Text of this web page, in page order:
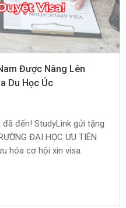
Được Nâng Lên
Du Học Úc
đến! StudyLink gửi tặng
ĐẠI HỌC ƯU TIÊN
hóa cơ hội xin visa.